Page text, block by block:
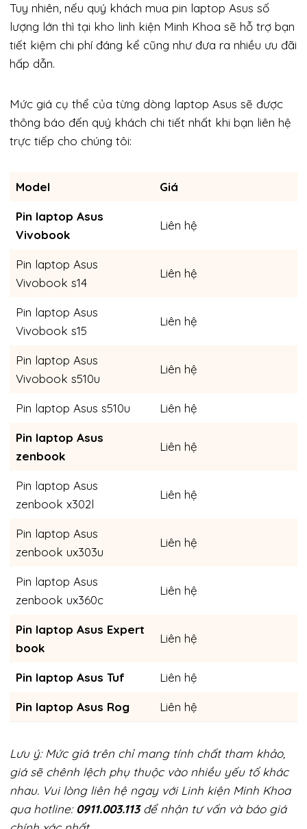
Tuy nhiên, nếu quý khách mua pin laptop Asus số
lượng lớn thì tại kho linh kiện Minh Khoa sẽ hỗ trợ bạn
tiết kiệm chi phí đáng kể cũng như đưa ra nhiều ưu đãi
hấp dẫn.
Mức giá cụ thể của từng dòng laptop Asus sẽ được
thông báo đến quý khách chi tiết nhất khi bạn liên hệ
trực tiếp cho chúng tôi:
Model Giá
Pin laptop Asus
Vivobook
Liên hệ
Pin laptop Asus
Vivobook s14
Liên hệ
Pin laptop Asus
Vivobook s15
Liên hệ
Pin laptop Asus
Vivobook s510u
Liên hệ
Pin laptop Asus s510u Liên hệ
Pin laptop Asus
zenbook
Liên hệ
Pin laptop Asus
zenbook x302l
Liên hệ
Pin laptop Asus
zenbook ux303u
Liên hệ
Pin laptop Asus
zenbook ux360c
Liên hệ
Pin laptop Asus Expert
book
Liên hệ
Pin laptop Asus Tuf Liên hệ
Pin laptop Asus Rog Liên hệ
Lưu ý: Mức giá trên chỉ mang tính chất tham khảo,
giá sẽ chênh lệch phụ thuộc vào nhiều yếu tố khác
nhau. Vui lòng liên hệ ngay với Linh kiện Minh Khoa
qua hotline:0911.003.113 để nhận tư vấn và báo giá